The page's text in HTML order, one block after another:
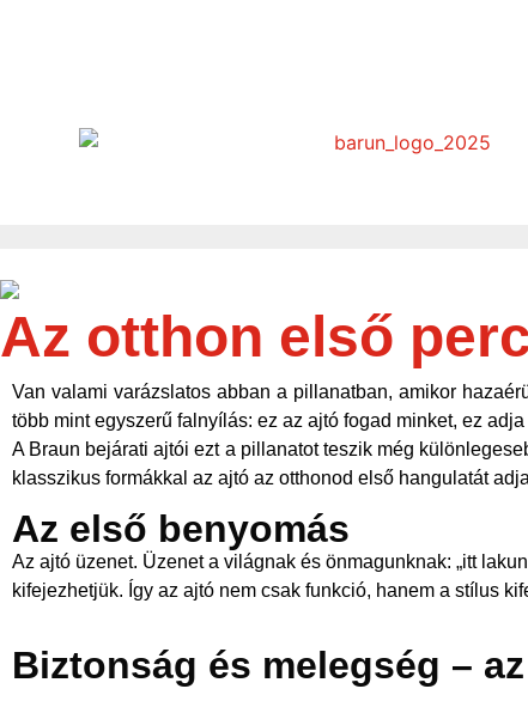
Az otthon első
Van valami varázslatos abban a pillanatban, amikor
több mint egyszerű falnyílás: ez az ajtó fogad minket, ez
A Braun bejárati ajtói ezt a pillanatot teszik még
klasszikus formákkal az ajtó az otthonod első hangulatát
Az első benyomás
Az ajtó üzenet. Üzenet a világnak és önmagunknak: „itt
kifejezhetjük. Így az ajtó nem csak funkció, hanem a stílus
Biztonság és melegség –